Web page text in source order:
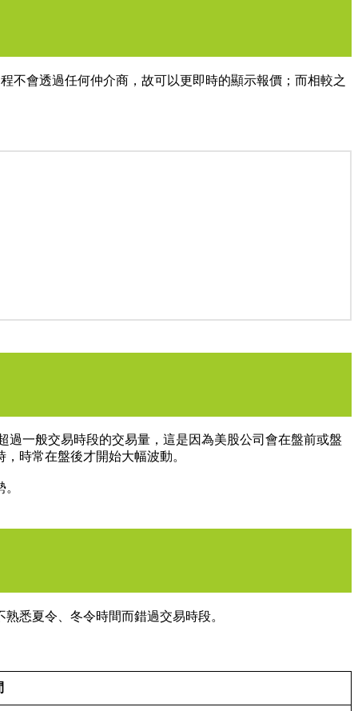
不會透過任何仲介商，故可以更即時的顯示報價；而相較之
過一般交易時段的交易量，這是因為美股公司會在盤前或盤
時常在盤後才開始大幅波動。
悉夏令、冬令時間而錯過交易時段。